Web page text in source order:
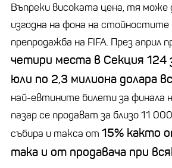
Въпреки високата цена, тя може
изгодна на фона на стойностите
препродажба на FIFA. През април
четири места в Секция 124
юли по 2,3 милиона долара
най-евтините билети за финала
пазар се продават за близо 11
събира и такса от 15% както
така и от продавача при